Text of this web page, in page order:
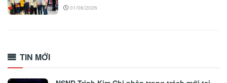
01/06/2026
TIN MỚI